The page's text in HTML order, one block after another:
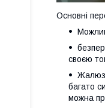
Основні
своєю
багато
можна